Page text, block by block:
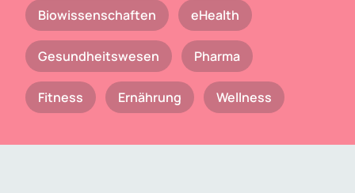
Biowissenschaften eHealth
Gesundheitswesen Pharma
Fitness Ernährung Wellness